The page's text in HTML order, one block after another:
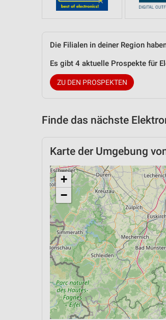
Die Filialen in deiner Region
Es gibt 4 aktuelle Prospekte für
ZU DEN PROSPEKTEN
Finde das nächste
Karte der Umgebung
+
−